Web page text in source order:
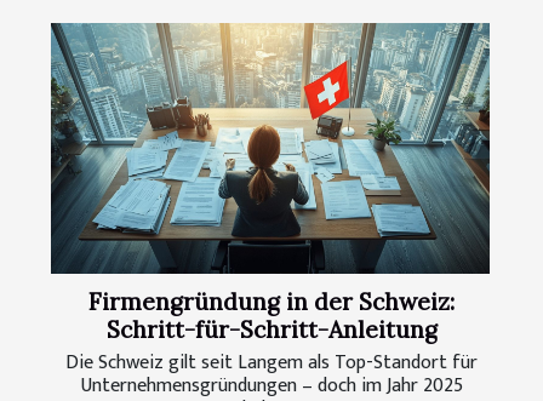
Firmengründung in der Schweiz:
Schritt-für-Schritt-Anleitung
Die Schweiz gilt seit Langem als Top-Standort für
Unternehmensgründungen – doch im Jahr 2025